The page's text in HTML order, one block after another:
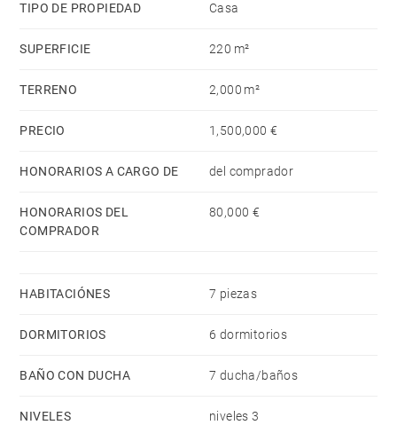
TIPO DE PROPIEDAD Casa
SUPERFICIE 220 m²
TERRENO 2,000 m²
PRECIO 1,500,000 €
HONORARIOS A CARGO DE del comprador
HONORARIOS DEL
COMPRADOR
80,000 €
HABITACIÓNES 7 piezas
DORMITORIOS 6 dormitorios
BAÑO CON DUCHA 7 ducha/baños
NIVELES niveles 3